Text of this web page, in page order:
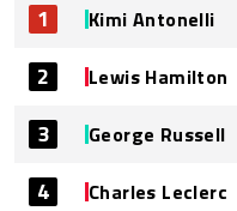
1 Kimi Antonelli
2 Lewis Hamilton
3 George Russell
4 Charles Leclerc